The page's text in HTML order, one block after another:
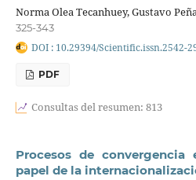
Norma Olea Tecanhuey, Gustavo
325-343
DOI : 10.29394/Scientific.issn.2542-
PDF
Consultas del resumen: 813
Procesos de
papel de la